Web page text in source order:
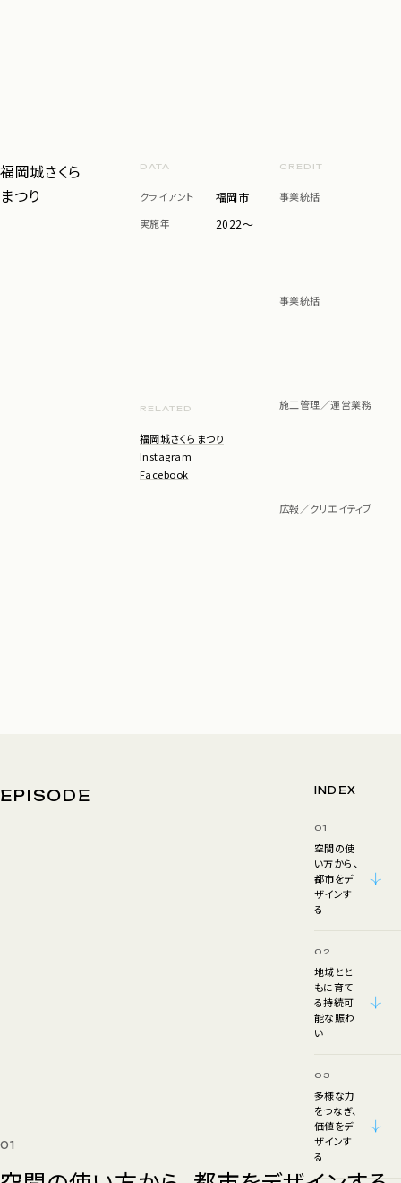
福岡城さくら
まつり
DATA
クライアント 福岡市
実施年 2022〜
RELATED
福岡城さくらまつり
Instagram
Facebook
CREDIT
事業統括
事業統括
施工管理／運営業務
広報／クリエイティブ
EPISODE INDEX
01
空間の使
い方から、
都市をデ
ザインす
る
02
地域とと
もに育て
る持続可
能な賑わ
い
03
多様な力
をつなぎ、
価値をデ
ザインす
る
01